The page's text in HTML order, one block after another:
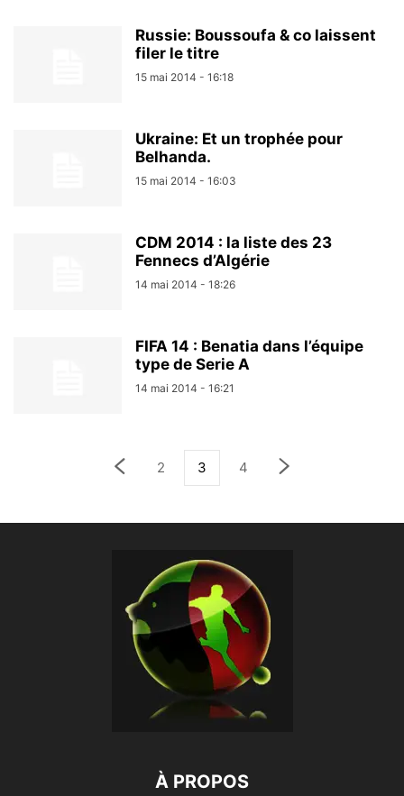
Russie: Boussoufa & co laissent
filer le titre
15 mai 2014 - 16:18
Ukraine: Et un trophée pour
Belhanda.
15 mai 2014 - 16:03
CDM 2014 : la liste des 23
Fennecs d’Algérie
14 mai 2014 - 18:26
FIFA 14 : Benatia dans l’équipe
type de Serie A
14 mai 2014 - 16:21
2 3 4
À PROPOS